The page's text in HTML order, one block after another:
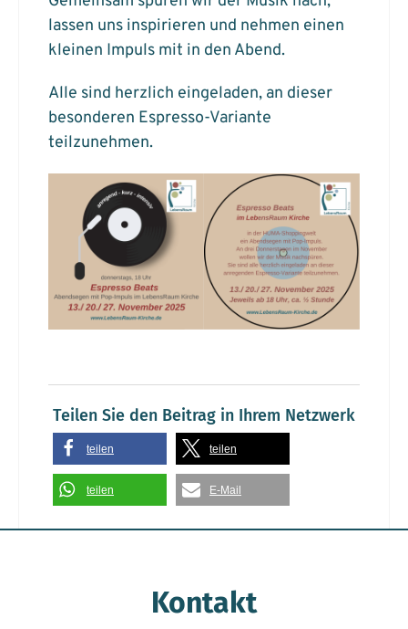
lassen uns inspirieren und nehmen einen
kleinen Impuls mit in den Abend.
Alle sind herzlich eingeladen, an dieser
besonderen Espresso-Variante
teilzunehmen.
Teilen Sie den Beitrag in Ihrem Netzwerk
teilen teilen
teilen E-Mail
Kontakt